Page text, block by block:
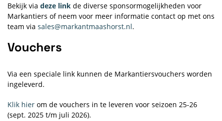
Bekijk via deze link de diverse sponsormogelijkheden voor
Markantiers of neem voor meer informatie contact op met ons
team via sales@markantmaashorst.nl.
Vouchers
Via een speciale link kunnen de Markantiersvouchers worden
ingeleverd.
Klik hier om de vouchers in te leveren voor seizoen 25-26
(sept. 2025 t/m juli 2026).